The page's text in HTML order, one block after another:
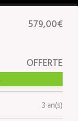
579,00€
OFFERTE
3 an(s)